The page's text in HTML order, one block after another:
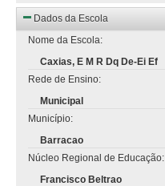
Dados da Escola
Nome da Escola:
Caxias, E M R Dq De-Ei Ef
Rede de Ensino:
Municipal
Município:
Barracao
Núcleo Regional de Educação:
Francisco Beltrao